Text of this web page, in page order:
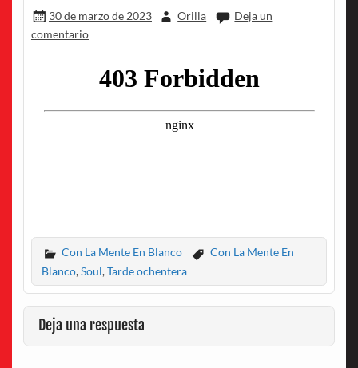
30 de marzo de 2023 Orilla
Deja un
comentario
Con La Mente En Blanco
Con La Mente En
Blanco,Soul,Tarde ochentera
Deja una respuesta